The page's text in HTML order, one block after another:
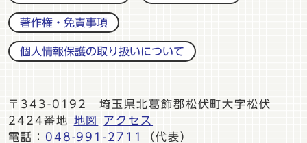
著作権・免責事項
個人情報保護の取り扱いについて
〒343-0192 埼玉県北葛飾郡松伏町大字松伏
2424番地
地図
アクセス
電話： 048-991-2711
（代表）